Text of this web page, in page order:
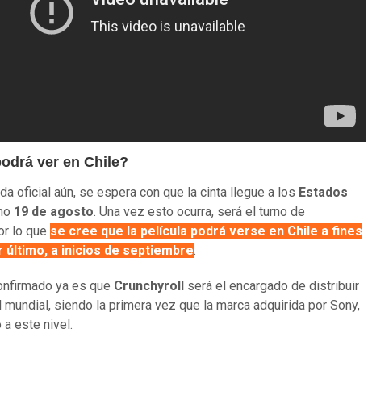
ver en Chile?
oficial aún, se espera con que la cinta llegue a los Estados
19 de agosto . Una vez esto ocurra, será el turno de
lo que se cree que la película podrá verse en Chile a fines
último, a inicios de septiembre
ya es que Crunchyroll será el encargado de distribuir
siendo la primera vez que la marca adquirida por Sony,
este nivel.